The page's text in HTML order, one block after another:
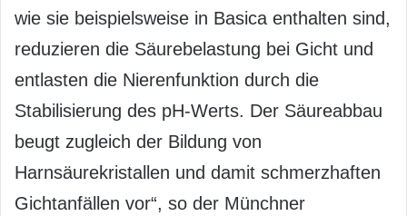
wie sie beispielsweise in Basica enthalten sind,
reduzieren die Säurebelastung bei Gicht und
entlasten die Nierenfunktion durch die
Stabilisierung des pH-Werts. Der Säureabbau
beugt zugleich der Bildung von
Harnsäurekristallen und damit schmerzhaften
Gichtanfällen vor“, so der Münchner